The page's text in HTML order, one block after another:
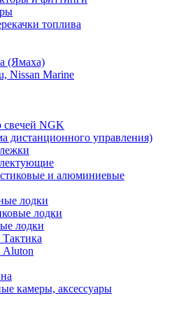
топлива
(Ямаха)
Nissan Marine
NGK
дистанционного управления)
и алюминиевые
лодки
лодки
лодки
камеры, аксессуары